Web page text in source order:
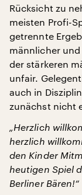
Rücksicht zu
meisten Profi-
getrennte
männlicher
der stärkeren
unfair.
auch in
zunächst nicht
„Herzlich
herzlich
den Kinder
heutigen Spiel
Berliner Bären!“